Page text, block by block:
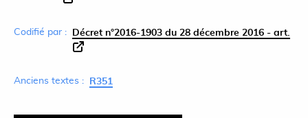
Codifié par : Décret n°2016-1903 du 28 décembre 2016 - art.
Anciens textes : R351